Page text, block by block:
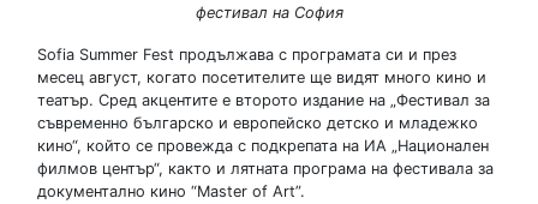
фестивал на София
Sofia Summer Fest продължава с програмата си и през
месец август, когато посетителите ще видят много кино и
театър. Сред акцентите е второто издание на „Фестивал за
съвременно българско и европейско детско и младежко
кино“, който се провежда с подкрепата на ИА „Национален
филмов център“, както и лятната програма на фестивала за
документално кино “Master of Art”.